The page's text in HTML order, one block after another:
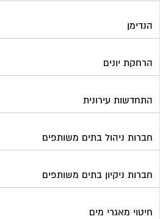
הנדימן
הרחקת יונים
התחדשות עירונית
חברות ניהול בתים משותפים
חברות ניקיון בתים משותפים
חיטוי מאגרי מים